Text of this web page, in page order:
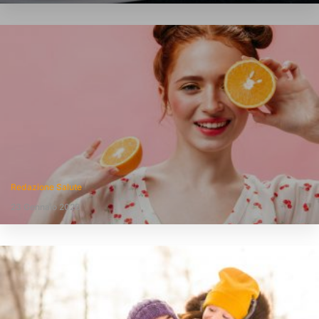
Redazione Salute
23 Gennaio 2026